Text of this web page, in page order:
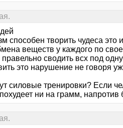
способен творить чудеса
веществ у каждого по
сводить всх под
это нарушение не говоря
силовые тренировки? Если
ни на грамм, напротив